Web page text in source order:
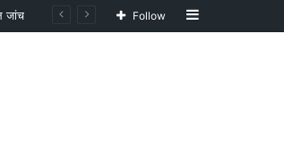
जांच Sidebar
Follow